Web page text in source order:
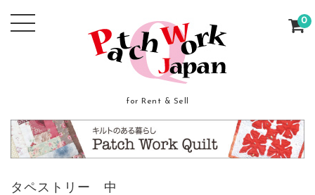
for Rent & Sell
0
タペストリー 中